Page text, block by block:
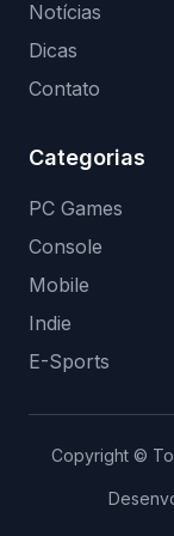
Notícias
Dicas
Contato
Categorias
PC Games
Console
Mobile
Indie
E-Sports
Copyright ©